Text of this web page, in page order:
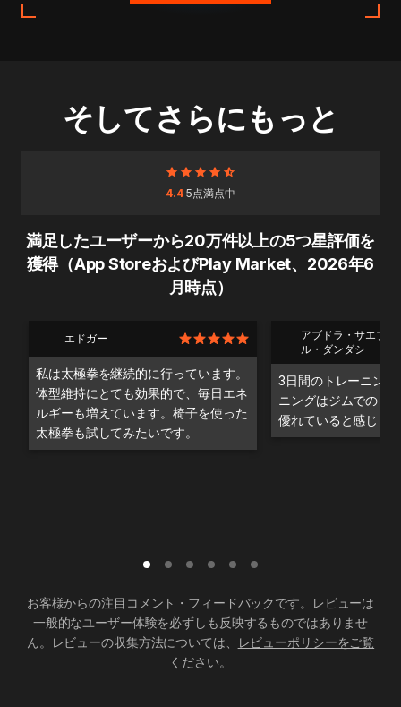
そしてさらにもっと
4.45点満点中
満足したユーザーから20万件以上の5つ星評価を
獲得（App StoreおよびPlay Market、2026年6
月時点）
エドガー
私は太極拳を継続的に行っています。
体型維持にとても効果的で、毎日エネ
ルギーも増えています。椅子を使った
太極拳も試してみたいです。
アブドラ・サエブ・
ル・ダンダシ
3日間のトレーニン
ニングはジムでのト
優れていると感じま
お客様からの注目コメント・フィードバックです。レビューは
一般的なユーザー体験を必ずしも反映するものではありませ
ん。レビューの収集方法については、
レビューポリシーをご覧
ください。